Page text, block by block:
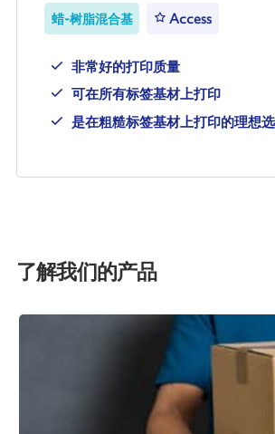
蜡-树脂混合基 Access
非常好的打印质量
可在所有标签基材上打印
是在粗糙标签基材上打印的理想
了解我们的产品